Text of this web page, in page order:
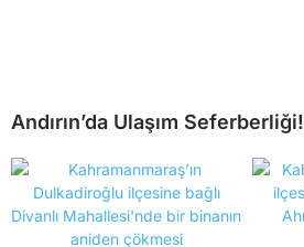
Andırın’da Ulaşım Seferberliği!